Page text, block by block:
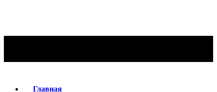
Главная